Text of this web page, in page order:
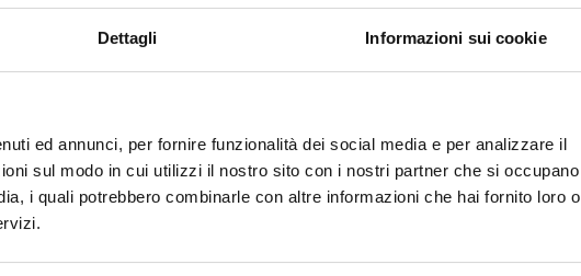
Dettagli Informazioni sui cookie
ed annunci, per fornire funzionalità dei social media e per analizzare il
sul modo in cui utilizzi il nostro sito con i nostri partner che si occupano
i quali potrebbero combinarle con altre informazioni che hai fornito loro o
formativa che spazia in
efficace e interattivo, nonostante la
e-learning all’avanguardia, che permette agli
e interagire con docenti e compagni di corso.
fornendotutoraggio online e risorse
e supportato è particolarmente vantaggioso
sede d’esame di Taranto, in questo contesto,